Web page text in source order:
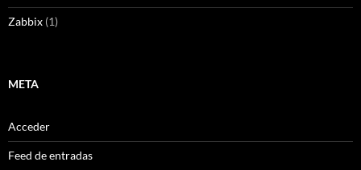
Zabbix (1)
META
Acceder
Feed de entradas